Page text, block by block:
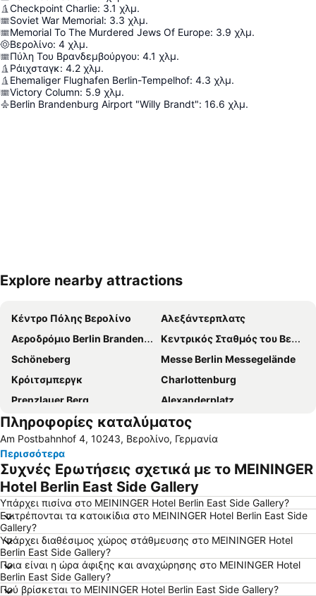
Checkpoint Charlie: 3.1 χλμ.
Soviet War Memorial: 3.3 χλμ.
Memorial To The Murdered Jews Of Europe: 3.9 χλμ.
Βερολίνο: 4 χλμ.
Πύλη Του Βρανδεμβούργου: 4.1 χλμ.
Ράιχσταγκ: 4.2 χλμ.
Ehemaliger Flughafen Berlin-Tempelhof: 4.3 χλμ.
Victory Column: 5.9 χλμ.
Berlin Brandenburg Airport "Willy Brandt": 16.6 χλμ.
Ανάπτυξη χάρτη
Explore nearby attractions
Κέντρο Πόλης Βερολίνο
Αλεξάντερπλατς
Αεροδρόμιο Berlin Brandenburg
Κεντρικός Σταθμός του Βερολίνου
Schöneberg
Messe Berlin Messegelände
Κρόιτσμπεργκ
Charlottenburg
Prenzlauer Berg
Alexanderplatz
Neukölln
Uber Arena
ILA - International Aerospace Exhibition Berlin-Brandenburg
Friedrichshain
Lichtenberg
Zωολογικός Κήπος- Eνυδρείο του Βερολίνου
ITB - Berlin
Η Πύλη του Βραδεμβούργου
Κουρφούρστενταμ
Ολυμπιακό στάδιο του Βερολίνου
Alexanderplatz Metro Station
Η Πλατεία Πότσνταμ
ΚαΝτεΒε
Venus
Hauptbahnhof Metro Station
Berlin-Marathon
Friedrichshain-Kreuzberg
Artemis
Πληροφορίες καταλύματος
Am Postbahnhof 4, 10243, Βερολίνο, Γερμανία
Περισσότερα
Συχνές Ερωτήσεις σχετικά με το MEININGER
Hotel Berlin East Side Gallery
Υπάρχει πισίνα στο MEININGER Hotel Berlin East Side Gallery?
Επιτρέπονται τα κατοικίδια στο MEININGER Hotel Berlin East Side
Gallery?
Υπάρχει διαθέσιμος χώρος στάθμευσης στο MEININGER Hotel
Berlin East Side Gallery?
Ποια είναι η ώρα άφιξης και αναχώρησης στο MEININGER Hotel
Berlin East Side Gallery?
Πού βρίσκεται το MEININGER Hotel Berlin East Side Gallery?